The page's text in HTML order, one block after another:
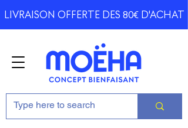
LIVRAISON OFFERTE DES 80€ D'ACHAT